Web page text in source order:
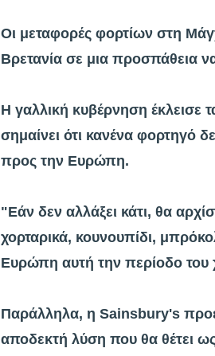
Οι μεταφορές φορτίων στη
Βρετανία σε μια προσπάθεια
Η γαλλική κυβέρνηση έκλεισε
σημαίνει ότι κανένα φορτηγό
προς την Ευρώπη.
"Εάν δεν αλλάξει κάτι, θα
χορταρικά, κουνουπίδι,
Ευρώπη αυτή την περίοδο του
Παράλληλα, η Sainsbury's
αποδεκτή λύση που θα θέτει